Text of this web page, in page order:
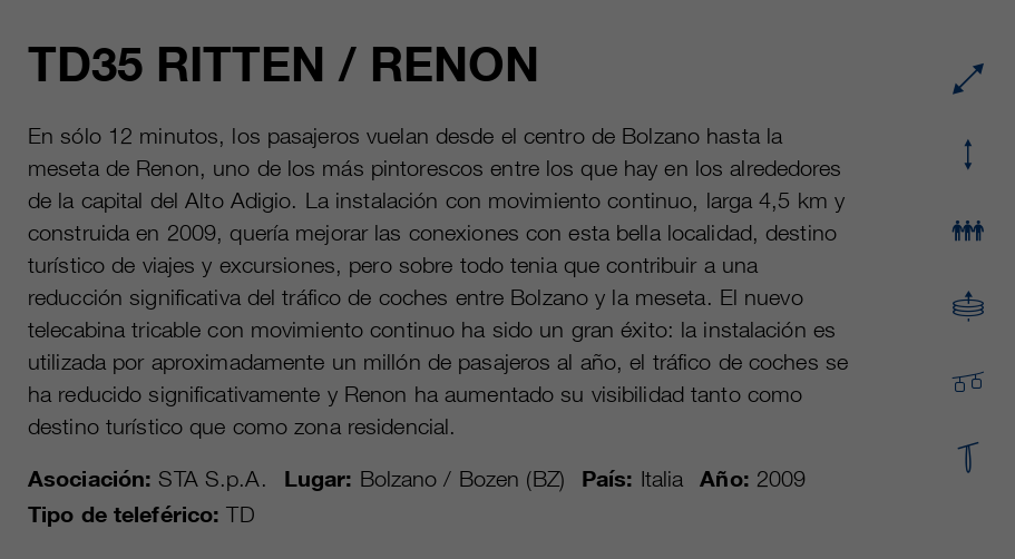
TD35 RITTEN / RENON
En sólo 12 minutos, los pasajeros vuelan desde el centro de Bolzano hasta la
meseta de Renon, uno de los más pintorescos entre los que hay en los alrededores
de la capital del Alto Adigio. La instalación con movimiento continuo, larga 4,5 km y
construida en 2009, quería mejorar las conexiones con esta bella localidad, destino
turístico de viajes y excursiones, pero sobre todo tenia que contribuir a una
reducción significativa del tráfico de coches entre Bolzano y la meseta. El nuevo
telecabina tricable con movimiento continuo ha sido un gran éxito: la instalación es
utilizada por aproximadamente un millón de pasajeros al año, el tráfico de coches se
ha reducido significativamente y Renon ha aumentado su visibilidad tanto como
destino turístico que como zona residencial.
Asociación: STA S.p.A. Lugar: Bolzano / Bozen (BZ) País: Italia Año: 2009
Tipo de teleférico: TD
Name
duración 30 días
fin
Guarda la configuración de la cookie
proveedor
Mehrere - variieren zwischen 2 Jahren und 6
fin
Estas cookies son utilizadas por Google
información de uso, incluida información
personal y no personal. Para más información,
consulte la política de privacidad de Google
Analytics en https:/policies.google.com/
privacy. que nos ayudan a mejorar nuestras
aplicaciones y nuestros sitios web. Esta
información también se transmite a nuestros
clientes/ socios.